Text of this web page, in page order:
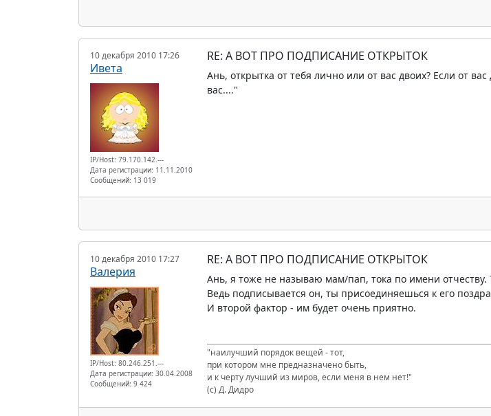
10 декабря 2010 17:26
Ивета
IP/Host: 79.170.142.---
Дата регистрации: 11.11.2010
Сообщений: 13 019
RE: А ВОТ ПРО ПОДПИСАНИЕ ОТКРЫТОК
Ань, открытка от тебя лично или от вас двоих? Если от
вас...."
10 декабря 2010 17:27
Валерия
IP/Host: 80.246.251.---
Дата регистрации: 30.04.2008
Сообщений: 9 424
RE: А ВОТ ПРО ПОДПИСАНИЕ ОТКРЫТОК
Ань, я тоже не называю мам/пап, тока по имени
Ведь подписывается он, ты присоединяешься к его
И второй фактор - им будет очень приятно.
"наилучший порядок вещей - тот,
при котором мне предназначено быть,
и к черту лучший из миров, если меня в нем нет!"
(с) Д. Дидро